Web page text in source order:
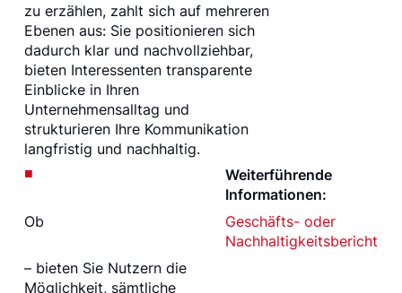
zu erzählen, zahlt sich auf mehreren
Ebenen aus: Sie positionieren sich
dadurch klar und nachvollziehbar,
bieten Interessenten transparente
Einblicke in Ihren
Unternehmensalltag und
strukturieren Ihre Kommunikation
langfristig und nachhaltig.
Weiterführende
Informationen:
Ob
Geschäfts- oder
Nachhaltigkeitsbericht
– bieten Sie Nutzern die
Möglichkeit, sämtliche